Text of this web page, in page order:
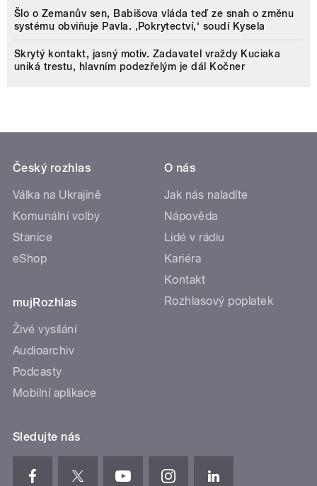
Šlo o Zemanův sen, Babišova vláda teď ze snah o změnu
systému obviňuje Pavla. ‚Pokrytectví,‘ soudí Kysela
Skrytý kontakt, jasný motiv. Zadavatel vraždy Kuciaka
uniká trestu, hlavním podezřelým je dál Kočner
Český rozhlas
Válka na Ukrajině
Komunální volby
Stanice
eShop
mujRozhlas
Živé vysílání
Audioarchiv
Podcasty
Mobilní aplikace
O nás
Jak nás naladíte
Nápověda
Lidé v rádiu
Kariéra
Kontakt
Rozhlasový poplatek
Sledujte nás